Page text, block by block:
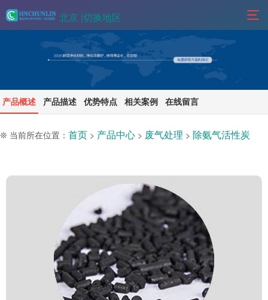
北京 |切换地区
产品概述 产品描述 优势特点 相关案例 在线留言
❊ 当前所在位置： 首页 > 产品中心 > 废气处理 > 除氨气活性炭